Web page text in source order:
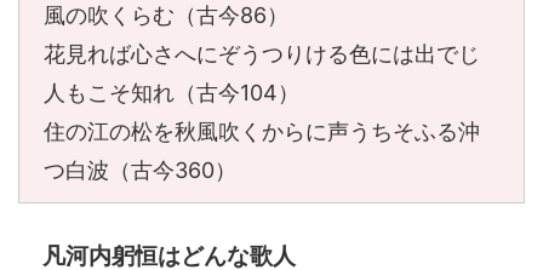
風の吹くらむ（古今86）
花見れば心さへにぞうつりける色には出でじ
人もこそ知れ（古今104）
住の江の松を秋風吹くからに声うちそふる沖
つ白波（古今360）
凡河内躬恒はどんな歌人